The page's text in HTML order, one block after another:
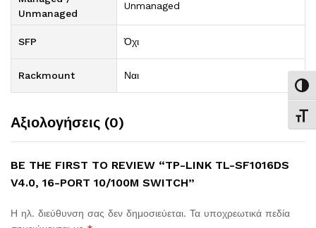
Unmanaged
Unmanaged
SFP Όχι
Rackmount Ναι
Αξιολογήσεις (0)
BE THE FIRST TO REVIEW “TP-LINK TL-SF1016DS
V4.0, ​16-PORT 10/100M SWITCH”
Η ηλ. διεύθυνση σας δεν δημοσιεύεται. Τα υποχρεωτικά πεδία